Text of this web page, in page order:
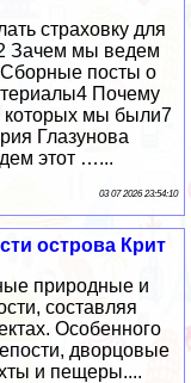
страховку для
Зачем мы ведем
Сборные посты о
Почему
мы были7
Глазунова
этот …...
03 07 2026 23:54:10
острова Крит
природные и
составляя
Особенного
дворцовые
и пещеры....